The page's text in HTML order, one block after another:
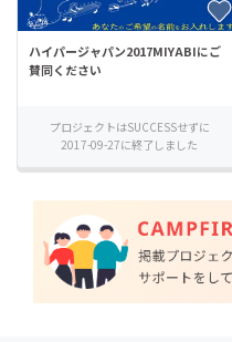
ハイパージャパン2017MIYABIにご
賛同ください
プロジェクトはSUCCESSせずに
2017-09-27に終了しました